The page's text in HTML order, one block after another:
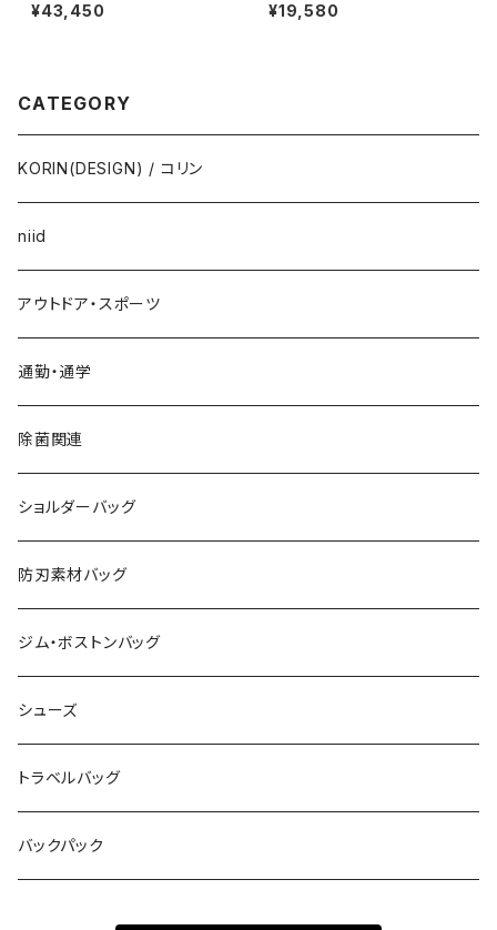
¥43,450 ¥19,580
CATEGORY
KORIN(DESIGN) / コリン
niid
アウトドア・スポーツ
通勤・通学
除菌関連
ショルダーバッグ
防刃素材バッグ
ジム・ボストンバッグ
シューズ
トラベルバッグ
バックパック